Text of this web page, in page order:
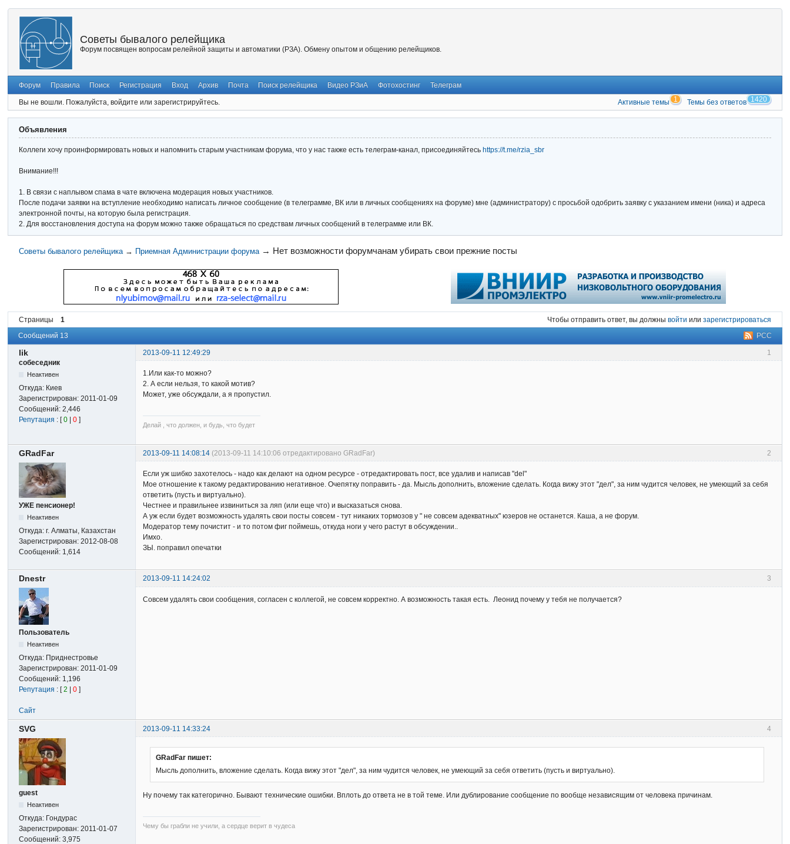
Советы бывалого релейщика
Форум посвящен вопросам релейной защиты и автоматики (РЗА). Обмену опытом и общению релейщиков.
Форум Правила Поиск Регистрация Вход Архив Почта Поиск релейщика Видео РЗиА Фотохостинг Телеграм
Вы не вошли. Пожалуйста, войдите или зарегистрируйтесь. Активные темы 1 Темы без ответов 1420
Объявления
Коллеги хочу проинформировать новых и напомнить старым участникам форума, что у нас также есть телеграм-канал, присоединяйтесь https://t.me/rzia_sbr
Внимание!!!
1. В связи с наплывом спама в чате включена модерация новых участников.
После подачи заявки на вступление необходимо написать личное сообщение (в телеграмме, ВК или в личных сообщениях на форуме) мне (администратору) с просьбой одобрить заявку с указанием имени (ника) и адреса
электронной почты, на которую была регистрация.
2. Для восстановления доступа на форум можно также обращаться по средствам личных сообщений в телеграмме или ВК.
Советы бывалого релейщика → Приемная Администрации форума → Нет возможности форумчанам убирать свои прежние посты
Страницы 1 Чтобы отправить ответ, вы должны войти или зарегистрироваться
РСС
Сообщений 13
1
lik
2013-09-11 12:49:29
собеседник
Неактивен
Откуда: Киев
Зарегистрирован:2011-01-09
Сообщений:2,446
Репутация : [0 |0 ]
1.Или как-то можно?
2. А если нельзя, то какой мотив?
Может, уже обсуждали, а я пропустил.
Делай , что должен, и будь, что будет
2
GRadFar 2013-09-11 14:08:14 (2013-09-11 14:10:06 отредактировано GRadFar)
УЖЕ пенсионер!
Неактивен
Откуда:г. Алматы, Казахстан
Зарегистрирован:2012-08-08
Сообщений: 1,614
Если уж шибко захотелось - надо как делают на одном ресурсе - отредактировать пост, все удалив и написав "del"
Мое отношение к такому редактированию негативное. Очепятку поправить - да. Мысль дополнить, вложение сделать. Когда вижу этот "дел", за ним чудится человек, не умеющий за себя
ответить (пусть и виртуально).
Честнее и правильнее извиниться за ляп (или еще что) и высказаться снова.
А уж если будет возможность удалять свои посты совсем - тут никаких тормозов у " не совсем адекватных" юзеров не останется. Каша, а не форум.
Модератор тему почистит - и то потом фиг поймешь, откуда ноги у чего растут в обсуждении..
Имхо.
ЗЫ. поправил опечатки
3
Dnestr 2013-09-11 14:24:02
Пользователь
Неактивен
Откуда: Приднестровье
Зарегистрирован:2011-01-09
Сообщений: 1,196
Репутация : [2 |0 ]
Совсем удалять свои сообщения, согласен с коллегой, не совсем корректно. А возможность такая есть. Леонид почему у тебя не получается?
Сайт
4
SVG 2013-09-11 14:33:24
guest
Неактивен
Откуда: Гондурас
Зарегистрирован:2011-01-07
Сообщений:3,975
GRadFar пишет:
Мысль дополнить, вложение сделать. Когда вижу этот "дел", за ним чудится человек, не умеющий за себя ответить (пусть и виртуально).
Ну почему так категорично. Бывают технические ошибки. Вплоть до ответа не в той теме. Или дублирование сообщение по вообще независящим от человека причинам.
Чему бы грабли не учили, а сердце верит в чудеса